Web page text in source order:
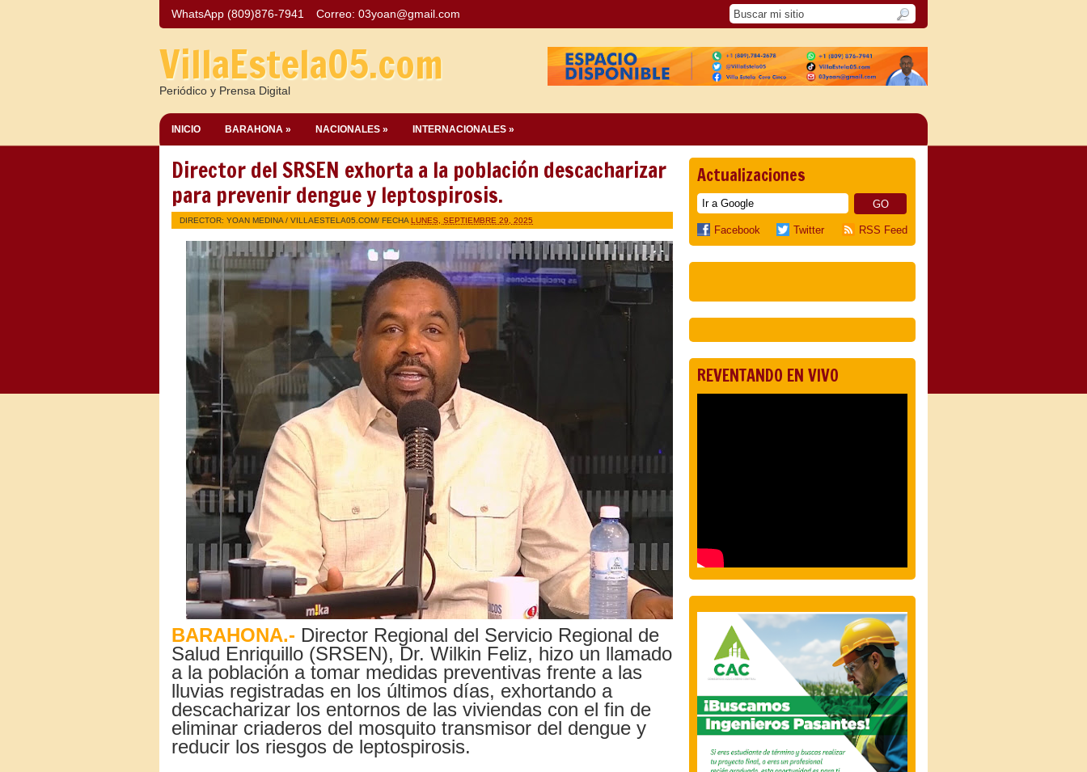
WhatsApp (809)876-7941 Correo: 03yoan@gmail.com
VillaEstela05.com
Periódico y Prensa Digital
INICIO BARAHONA » NACIONALES » INTERNACIONALES »
Director del SRSEN exhorta a la población descacharizar
para prevenir dengue y leptospirosis.
DIRECTOR: YOAN MEDINA / VILLAESTELA05.COM/ FECHA LUNES, SEPTIEMBRE 29, 2025
BARAHONA.- Director Regional del Servicio Regional de
Salud Enriquillo (SRSEN), Dr. Wilkin Feliz, hizo un llamado
a la población a tomar medidas preventivas frente a las
lluvias registradas en los últimos días, exhortando a
descacharizar los entornos de las viviendas con el fin de
eliminar criaderos del mosquito transmisor del dengue y
reducir los riesgos de leptospirosis.
Actualizaciones
Facebook Twitter RSS Feed
REVENTANDO EN VIVO